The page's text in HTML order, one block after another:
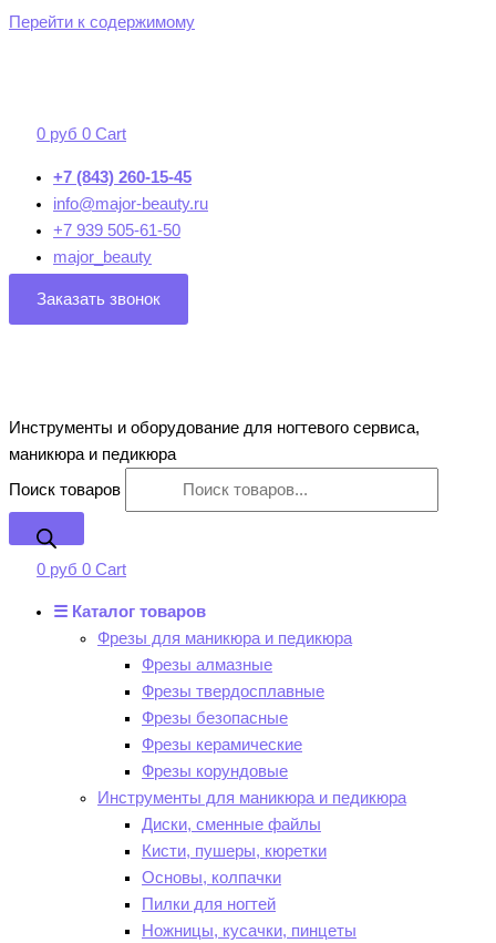
Перейти к содержимому
0 руб 0 Cart
+7 (843) 260-15-45
info@major-beauty.ru
+7 939 505-61-50
major_beauty
Заказать звонок
Инструменты и оборудование для ногтевого сервиса,
маникюра и педикюра
Поиск товаров
0 руб 0 Cart
☰ Каталог товаров
Фрезы для маникюра и педикюра
Фрезы алмазные
Фрезы твердосплавные
Фрезы безопасные
Фрезы керамические
Фрезы корундовые
Инструменты для маникюра и педикюра
Диски, сменные файлы
Кисти, пушеры, кюретки
Основы, колпачки
Пилки для ногтей
Ножницы, кусачки, пинцеты